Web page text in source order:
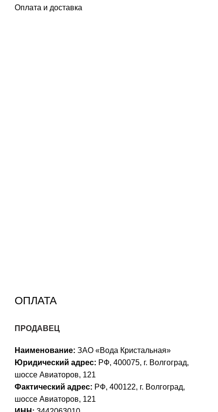
Оплата и доставка
ОПЛАТА
ПРОДАВЕЦ
Наименование: ЗАО «Вода Кристальная»
Юридический адрес: РФ, 400075, г. Волгоград,
шоссе Авиаторов, 121
Фактический адрес: РФ, 400122, г. Волгоград,
шоссе Авиаторов, 121